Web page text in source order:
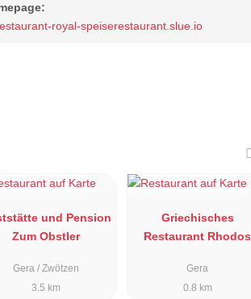
royal-speiserestaurant.slue.io
und Pension
Zum Obstler
Gera / Zwötzen
3.5 km
Griechisches
Restaurant Rhodos
Gera
0.8 km